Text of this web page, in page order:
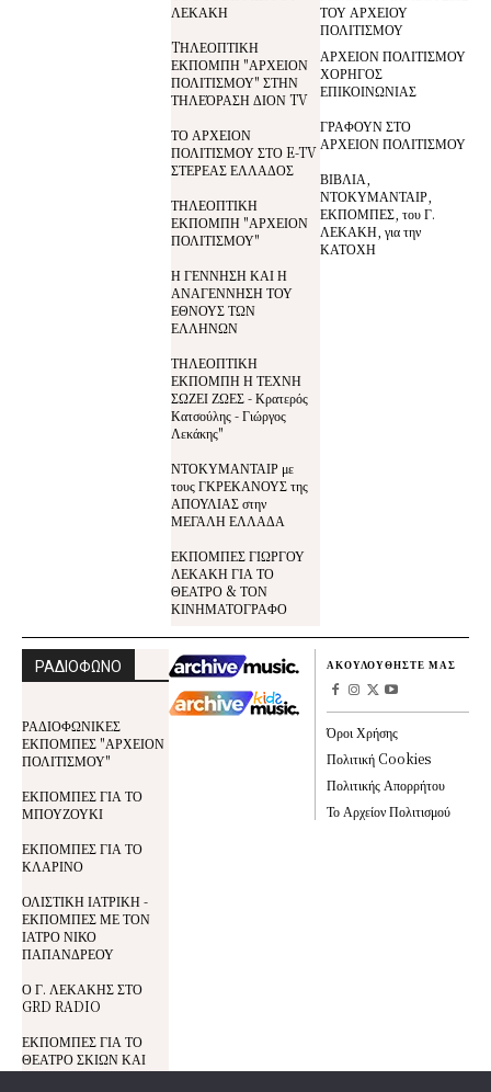
ΛΕΚΑΚΗ
TΗΛΕΟΠΤΙΚΗ
ΕΚΠΟΜΠΗ "ΑΡΧΕΙΟΝ
ΠΟΛΙΤΙΣΜΟΥ" ΣΤΗΝ
ΤΗΛΕΌΡΑΣΗ ΔΙΟΝ TV
ΤΟ ΑΡΧΕΙΟΝ
ΠΟΛΙΤΙΣΜΟΥ ΣΤΟ E-TV
ΣΤΕΡΕΑΣ ΕΛΛΑΔΟΣ
ΤΗΛΕΟΠΤΙΚΗ
ΕΚΠΟΜΠΗ "ΑΡΧΕΙΟΝ
ΠΟΛΙΤΙΣΜΟΥ"
Η ΓΕΝΝΗΣΗ ΚΑΙ Η
ΑΝΑΓΕΝΝΗΣΗ ΤΟΥ
ΕΘΝΟΥΣ ΤΩΝ
ΕΛΛΗΝΩΝ
ΤΗΛΕΟΠΤΙΚΗ
ΕΚΠΟΜΠΗ Η ΤΕΧΝΗ
ΣΩΖΕΙ ΖΩΕΣ - Κρατερός
Κατσούλης - Γιώργος
Λεκάκης"
ΝΤΟΚΥΜΑΝΤΑΙΡ με
τους ΓΚΡΕΚΑΝΟΥΣ της
ΑΠΟΥΛΙΑΣ στην
ΜΕΓΑΛΗ ΕΛΛΑΔΑ
ΕΚΠΟΜΠΕΣ ΓΙΩΡΓΟΥ
ΛΕΚΑΚΗ ΓΙΑ ΤΟ
ΘΕΑΤΡΟ & ΤΟΝ
ΚΙΝΗΜΑΤΟΓΡΑΦΟ
ΤΟΥ ΑΡΧΕΙΟΥ
ΠΟΛΙΤΙΣΜΟΥ
ΑΡΧΕΙΟΝ ΠΟΛΙΤΙΣΜΟΥ
ΧΟΡΗΓΟΣ
ΕΠΙΚΟΙΝΩΝΙΑΣ
ΓΡΑΦΟΥΝ ΣΤΟ
ΑΡΧΕΙΟΝ ΠΟΛΙΤΙΣΜΟΥ
ΒΙΒΛΙΑ,
ΝΤΟΚΥΜΑΝΤΑΙΡ,
ΕΚΠΟΜΠΕΣ, του Γ.
ΛΕΚΑΚΗ, για την
ΚΑΤΟΧΗ
ΡΑΔΙΟΦΩΝΟ
ΡΑΔΙΟΦΩΝΙΚΕΣ
ΕΚΠΟΜΠΕΣ "ΑΡΧΕΙΟΝ
ΠΟΛΙΤΙΣΜΟΥ"
ΕΚΠΟΜΠΕΣ ΓΙΑ ΤΟ
ΜΠΟΥΖΟΥΚΙ
ΕΚΠΟΜΠΕΣ ΓΙΑ ΤΟ
ΚΛΑΡΙΝΟ
ΟΛΙΣΤΙΚΗ ΙΑΤΡΙΚΗ -
ΕΚΠΟΜΠΕΣ ΜΕ ΤΟΝ
ΙΑΤΡΟ ΝΙΚΟ
ΠΑΠΑΝΔΡΕΟΥ
Ο Γ. ΛΕΚΑΚΗΣ ΣΤΟ
GRD RADIO
ΕΚΠΟΜΠΕΣ ΓΙΑ ΤΟ
ΘΕΑΤΡΟ ΣΚΙΩΝ ΚΑΙ
ΤΟΝ ΚΑΡΑΓΚΙΟΖΗ
ΑΚΟΥΛΟΥΘΗΣΤΕ ΜΑΣ
Όροι Χρήσης
Πολιτική Cookies
Πολιτικής Απορρήτου
Το Αρχείον Πολιτισμού